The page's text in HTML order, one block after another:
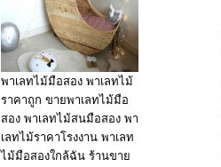
พาเลทไม้มือสอง พาเลทไม้
ราคาถูก ขายพาเลทไม้มือ
สอง พาเลทไม้สนมือสอง พา
เลทไม้ราคาโรงงาน พาเลท
ไม้มือสองใกล้ฉัน ร้านขาย